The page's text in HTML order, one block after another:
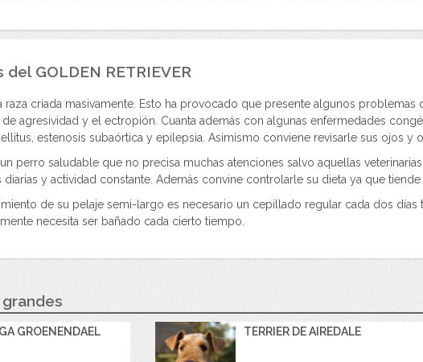
del GOLDEN RETRIEVER
raza criada masivamente. Esto ha provocado que presente algunos
agresividad y el ectropión. Cuanta además con algunas enfermedades
estenosis subaórtica y epilepsia. Asimismo conviene revisarle sus ojos y
perro saludable que no precisa muchas atenciones salvo aquellas
y actividad constante. Además convine controlarle su dieta ya que tiende
de su pelaje semi-largo es necesario un cepillado regular cada dos
necesita ser bañado cada cierto tiempo.
GROENENDAEL TERRIER DE AIREDALE